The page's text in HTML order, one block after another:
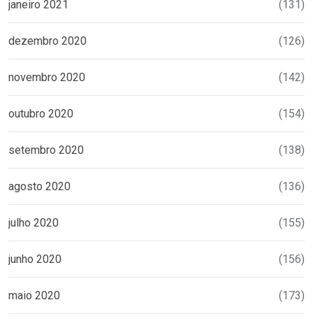
janeiro 2021 (131)
dezembro 2020 (126)
novembro 2020 (142)
outubro 2020 (154)
setembro 2020 (138)
agosto 2020 (136)
julho 2020 (155)
junho 2020 (156)
maio 2020 (173)